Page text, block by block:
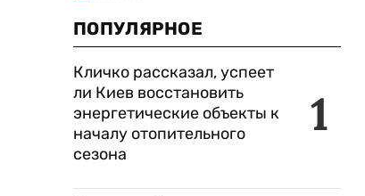
ПОПУЛЯРНОЕ
1
Кличко рассказал, успеет
ли Киев восстановить
энергетические объекты к
началу отопительного
сезона